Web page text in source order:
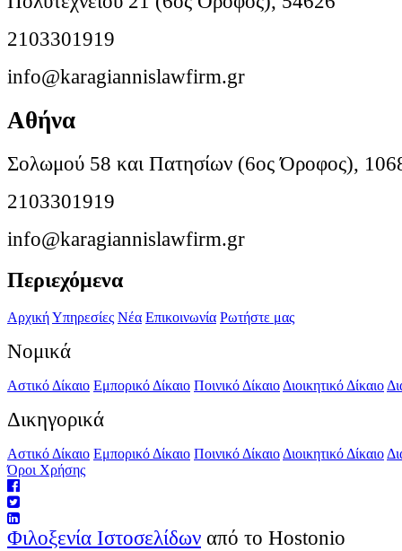
2103301919
info@karagiannislawfirm.gr
Αθήνα
Σολωμού 58 και Πατησίων (6ος Όροφος),
2103301919
info@karagiannislawfirm.gr
Περιεχόμενα
ΑρχικήΥπηρεσίες Νέα Επικοινωνία Ρωτήστε μας
Νομικά
Αστικό Δίκαιο Εμπορικό Δίκαιο Ποινικό Δίκαιο Διοικητικό Δίκαιο
Δικηγορικά
Αστικό Δίκαιο Εμπορικό Δίκαιο Ποινικό Δίκαιο Διοικητικό Δίκαιο
Όροι Χρήσης
Φιλοξενία Ιστοσελίδων από το Hostonio